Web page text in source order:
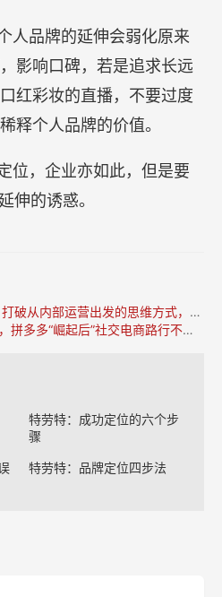
人品牌的延伸会弱化原来
影响口碑，若是追求长远
红彩妆的直播，不要过度
释个人品牌的价值。
位，企业亦如此，但是要
伸的诱惑。
内部运营出发的思维方式，做一个“他者”
多多“崛起后”社交电商路行不通？
特劳特：成功定位的六个步
骤
特劳特：品牌定位四步法